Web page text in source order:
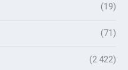
(19)
(71)
(2.422)